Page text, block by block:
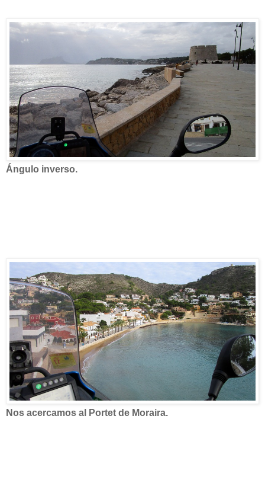
Ángulo inverso.
Nos acercamos al Portet de Moraira.